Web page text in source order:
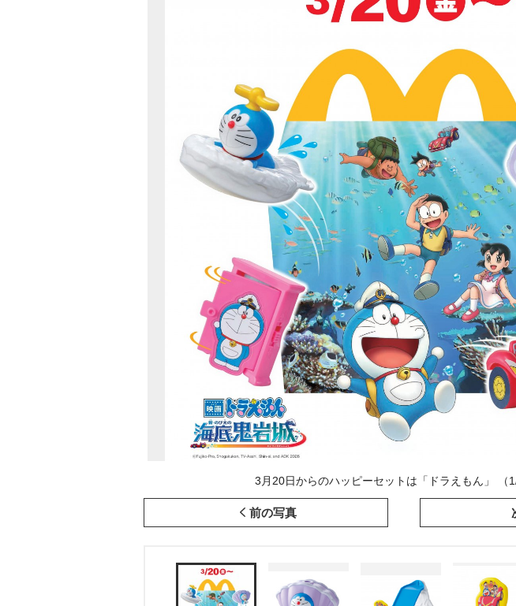
3月20日からのハッピーセットは「ドラえもん」 （1/
前の写真